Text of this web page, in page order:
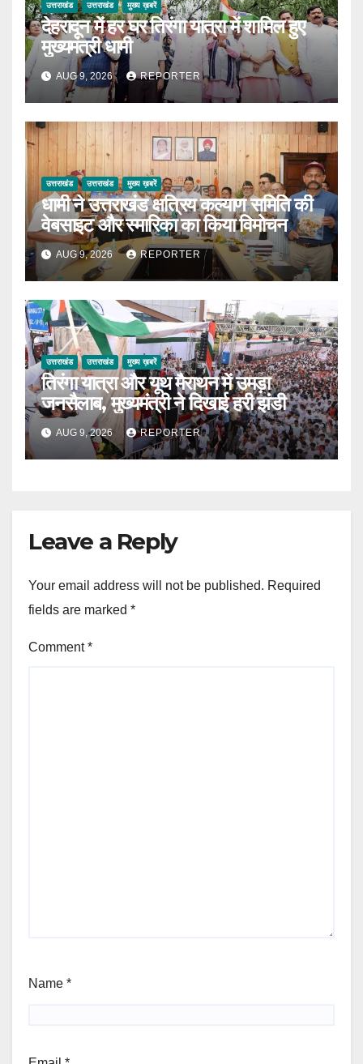
उत्तराखंड उत्तराखंड मुख्य ख़बरें
देहरादून में हर घर तिरंगा यात्रा में शामिल हुए
मुख्यमंत्री धामी
AUG 9, 2026 REPORTER
उत्तराखंड उत्तराखंड मुख्य ख़बरें
धामी ने उत्तराखंड क्षत्रिय कल्याण समिति की
वेबसाइट और स्मारिका का किया विमोचन
AUG 9, 2026 REPORTER
उत्तराखंड उत्तराखंड मुख्य ख़बरें
तिरंगा यात्रा और यूथ मैराथन में उमड़ा
जनसैलाब, मुख्यमंत्री ने दिखाई हरी झंडी
AUG 9, 2026 REPORTER
Leave a Reply
Your email address will not be published. Required
fields are marked *
Comment*
Name *